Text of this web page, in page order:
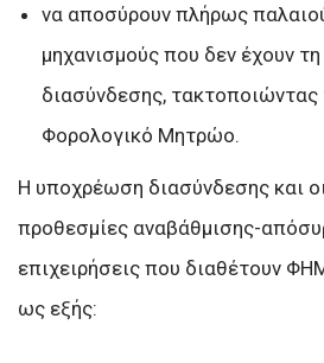
να αποσύρουν πλήρως
μηχανισμούς που δεν έχουν
διασύνδεσης, τακτοποιώντας
Φορολογικό Μητρώο.
Η υποχρέωση διασύνδεσης και
προθεσμίες αναβάθμισης-
επιχειρήσεις που διαθέτουν
ως εξής: